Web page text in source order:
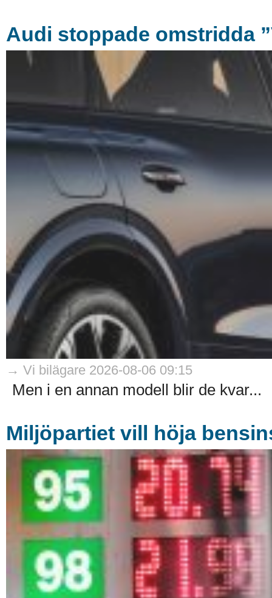
Audi stoppade omstridda
→ Vi bilägare 2026-08-06 09:15
Men i en annan modell blir de kvar...
Miljöpartiet vill höja